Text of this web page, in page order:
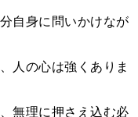
自身に問いかけなが
人の心は強くありま
無理に押さえ込む必